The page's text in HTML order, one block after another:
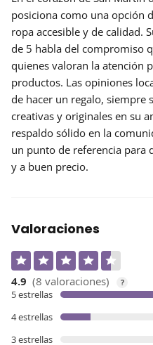
posiciona como una opción
ropa accesible y de calidad.
de 5 habla del compromiso
quienes valoran la atención
productos. Las opiniones
de hacer un regalo, siempre
creativas y originales en su
respaldo sólido en la
un punto de referencia para
y a buen precio.
Valoraciones
4.9 (8 valoraciones) ?
5 estrellas
4 estrellas
3 estrellas